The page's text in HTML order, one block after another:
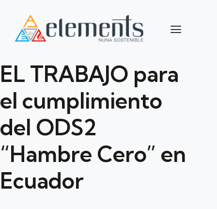
EL TRABAJO para
el cumplimiento
del ODS2
“Hambre Cero” en
Ecuador